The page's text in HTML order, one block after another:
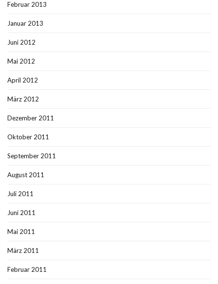
Februar 2013
Januar 2013
Juni 2012
Mai 2012
April 2012
März 2012
Dezember 2011
Oktober 2011
September 2011
August 2011
Juli 2011
Juni 2011
Mai 2011
März 2011
Februar 2011